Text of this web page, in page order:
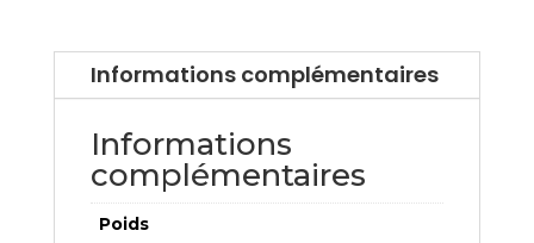
Informations complémentaires
Informations
complémentaires
Poids